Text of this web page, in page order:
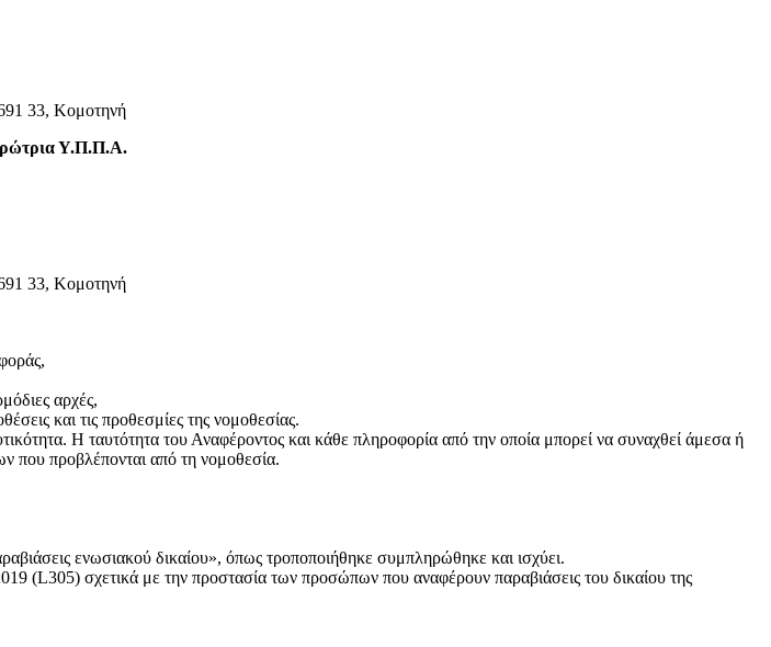
33, Κομοτηνή
Υ.Π.Π.Α.
33, Κομοτηνή
αρχές,
και τις προθεσμίες της νομοθεσίας.
Η ταυτότητα του Αναφέροντος και κάθε πληροφορία από την οποία μπορεί να συναχθεί άμεσα ή
που προβλέπονται από τη νομοθεσία.
ενωσιακού δικαίου», όπως τροποποιήθηκε συμπληρώθηκε και ισχύει.
(L305) σχετικά με την προστασία των προσώπων που αναφέρουν παραβιάσεις του δικαίου της